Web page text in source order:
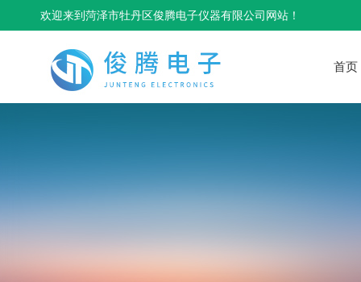
欢迎来到菏泽市牡丹区俊腾电子仪器有限公司网站！
首页